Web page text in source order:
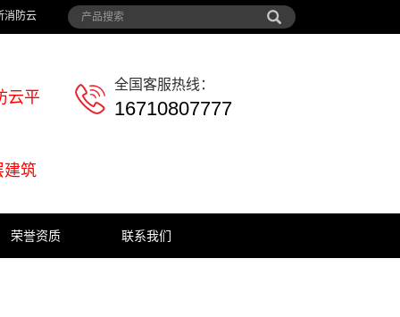
消防云
云平
建筑
全国客服热线：
16710807777
荣誉资质 联系我们